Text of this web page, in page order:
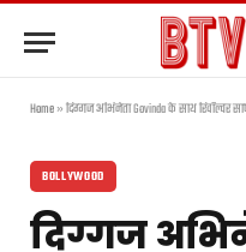
Home»दिग्गज अभिनेता Govinda के साथ रिवॉल्वर
BOLLYWOOD
दिग्गज